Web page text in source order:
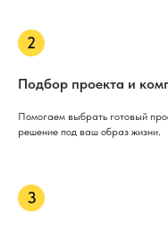
Подбор проекта и
Помогаем выбрать готовый
решение под ваш образ жизни.